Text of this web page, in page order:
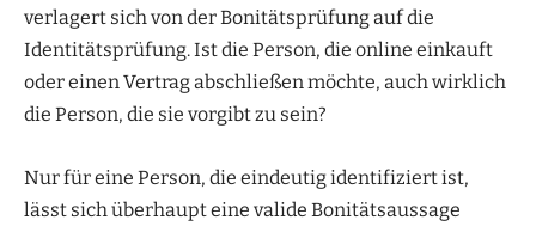
verlagert sich von der Bonitätsprüfung auf die
Identitätsprüfung. Ist die Person, die online einkauft
oder einen Vertrag abschließen möchte, auch wirklich
die Person, die sie vorgibt zu sein?
Nur für eine Person, die eindeutig identifiziert ist,
lässt sich überhaupt eine valide Bonitätsaussage